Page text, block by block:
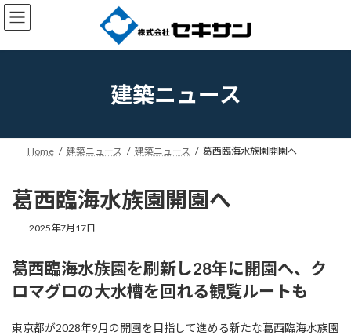
コ
ン
ン
ナ
ビ
ー
建築ニュース
Home 建築ニュース 建築ニュース 葛西臨海水族園開園へ
葛西臨海水族園開園へ
2025年7月17日
葛西臨海水族園を刷新し28年に開園へ、ク
ロマグロの大水槽を回れる観覧ルートも
東京都が2028年9月の開園を目指して進める新たな葛西臨海水族園